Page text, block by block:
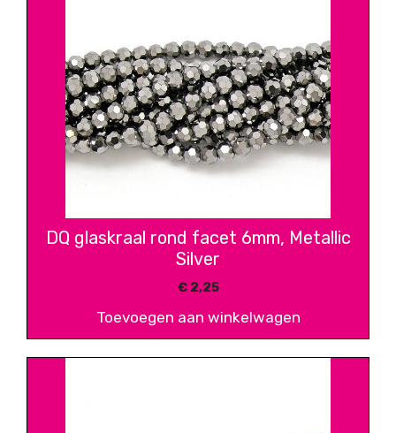
DQ glaskraal rond facet 6mm, Metallic
Silver
€2,25
Toevoegen aan winkelwagen